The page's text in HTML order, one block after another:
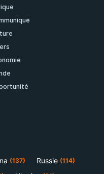
(137) Russie (114)